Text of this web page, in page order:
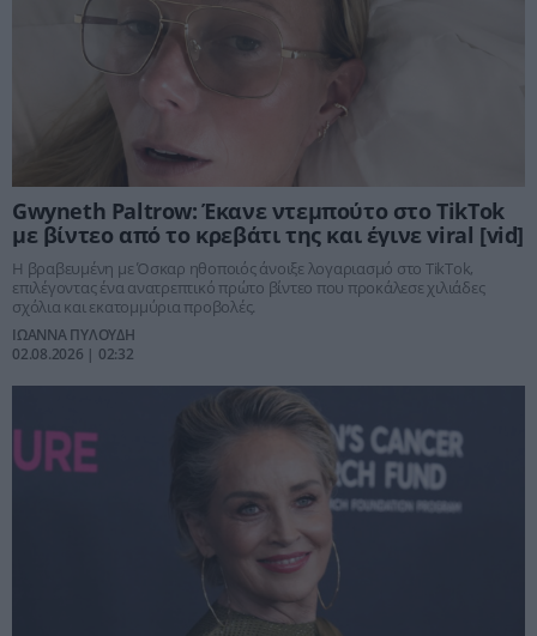
Gwyneth Paltrow: Έκανε ντεμπούτο στο TikTok
με βίντεο από το κρεβάτι της και έγινε viral [vid]
Η βραβευμένη με Όσκαρ ηθοποιός άνοιξε λογαριασμό στο TikTok,
επιλέγοντας ένα ανατρεπτικό πρώτο βίντεο που προκάλεσε χιλιάδες
σχόλια και εκατομμύρια προβολές.
ΙΩΑΝΝΑ ΠΥΛΟΥΔΗ
02.08.2026 | 02:32